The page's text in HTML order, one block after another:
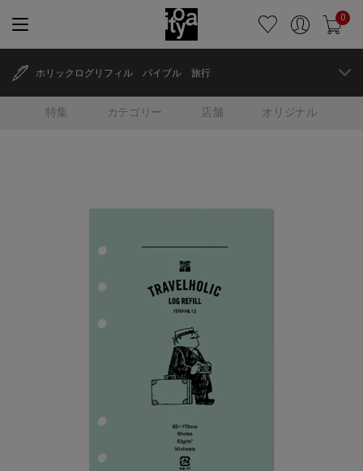
0
特集 カテゴリー 店舗 オリジナル
ホリックログリフィル バイブル 旅行